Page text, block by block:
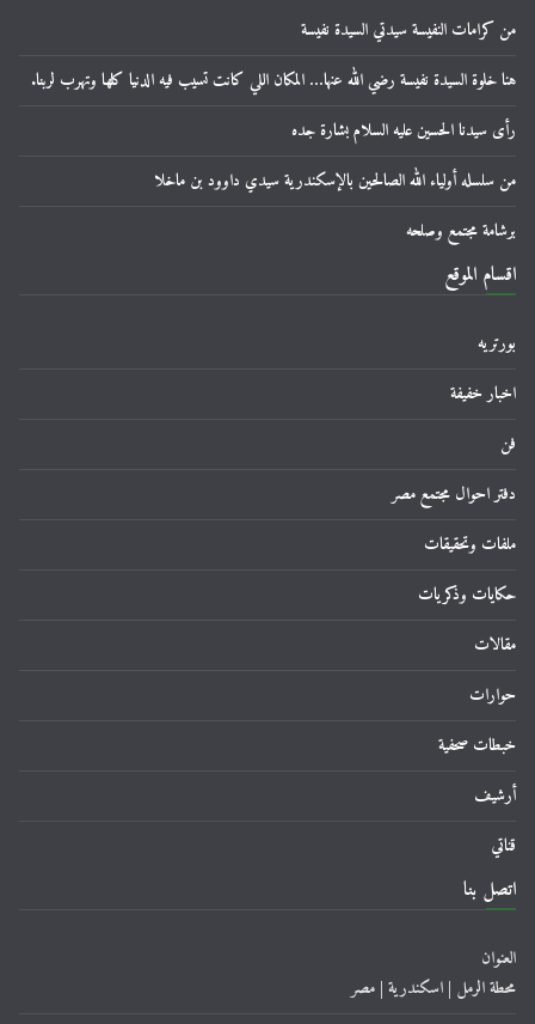
من كرامات النفيسة سيدتي السيدة نفيسة
هنا خلوة السيدة نفيسة رضي الله عنها… المكان اللي كانت تسيب فيه الدنيا كلها وتهرب لربنا.
رأى سيدنا الحسين عليه السلام بشارة جده
من سلسله أولياء الله الصالحين بالإسكندرية سيدي داوود بن ماخلا
برشامة مجتمع وصلحه
اقسام الموقع
بورتريه
اخبار خفيفة
فن
دفتر احوال مجتمع مصر
ملفات وتحقيقات
حكايات وذكريات
مقالات
حوارات
خبطات صحفية
أرشيف
قناتي
اتصل بنا
العنوان
محطة الرمل | اسكندرية | مصر